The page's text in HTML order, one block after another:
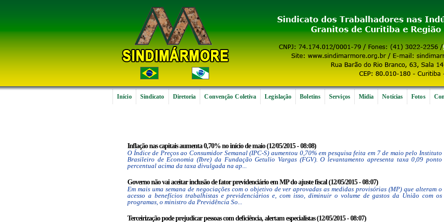
Início Sindicato Diretoria Convenção Coletiva Legislação Boletins Serviços Mídia Notícias Fotos
Inflação nas capitais aumenta 0,70% no início de maio (12/05/2015 - 08:08)
O Índice de Preços ao Consumidor Semanal (IPC-S) aumentou 0,70% em pesquisa feita em 7 de maio pelo Instituto
Brasileiro de Economia (Ibre) da Fundação Getulio Vargas (FGV). O levantamento apresenta taxa 0,09 ponto
percentual acima da taxa divulgada na ap...
Governo não vai aceitar inclusão de fator previdenciário em MP do ajuste fiscal (12/05/2015 - 08:07)
Em mais uma semana de negociações com o objetivo de ver aprovadas as medidas provisórias (MP) que alteram o
acesso a benefícios trabalhistas e previdenciários e, com isso, diminuir o volume de gastos da União com os
programas, o ministro da Previdência So...
Terceirização pode prejudicar pessoas com deficiência, alertam especialistas (12/05/2015 - 08:07)